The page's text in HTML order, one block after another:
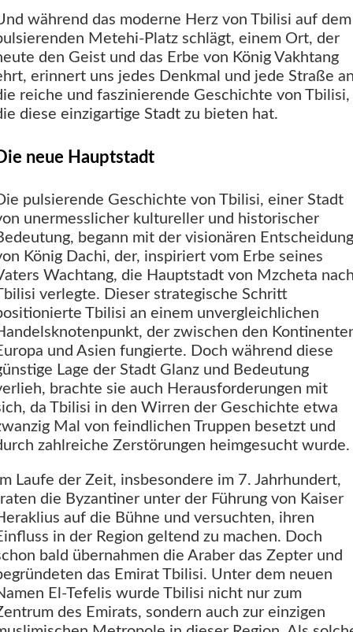
während das moderne Herz von Tbilisi auf dem
Metehi-Platz schlägt, einem Ort, der
den Geist und das Erbe von König Vakhtang
erinnert uns jedes Denkmal und jede Straße
reiche und faszinierende Geschichte von Tbilisi,
diese einzigartige Stadt zu bieten hat.
neue Hauptstadt
pulsierende Geschichte von Tbilisi, einer Stadt
unermesslicher kultureller und historischer
begann mit der visionären Entscheidung
König Dachi, der, inspiriert vom Erbe seines
Wachtang, die Hauptstadt von Mzcheta
verlegte. Dieser strategische Schritt
Tbilisi an einem unvergleichlichen
der zwischen den
und Asien fungierte. Doch während diese
Lage der Stadt Glanz und Bedeutung
brachte sie auch Herausforderungen mit
da Tbilisi in den Wirren der Geschichte etwa
Mal von feindlichen Truppen besetzt und
zahlreiche Zerstörungen heimgesucht wurde.
Laufe der Zeit, insbesondere im 7. Jahrhundert,
die Byzantiner unter der Führung von Kaiser
auf die Bühne und versuchten, ihren
in der Region geltend zu machen. Doch
bald übernahmen die Araber das Zepter und
das Emirat Tbilisi. Unter dem neuen
El-Tefelis wurde Tbilisi nicht nur zum
des Emirats, sondern auch zur einzigen